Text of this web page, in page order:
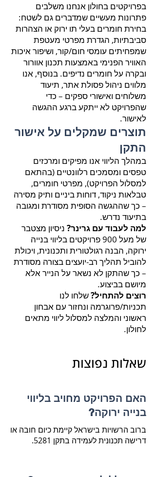
בפרויקטים בחולון אנחנו משלבים
פתרונות מעשיים שמדברים גם לשטח:
בחירת חומרים בעלי תו ירוק או הצהרות
סביבתיות, הגדרת מפרטי מעטפת
שמפחיתים עומסי חום/קור, ושיפור איכות
האוויר הפנימי באמצעות תכנון אוורור
ובקרה על חומרים נדיפים. בנוסף, אנו
מלווים ניהול פסולת אתר, תיעוד
משלוחים ואישורי ספקים – כדי
שהפרויקט לא ייתקע ברגע ההגשה
לאישור.
תוצרים שמקלים על אישור
התקן
במהלך הליווי אנו מפיקים ומרכזים
טפסים ומסמכים רלוונטיים (בהתאם
למסלול הפרויקט), מפרטי חומרים,
טבלאות ניקוד, דוחות ביניים ותיק מסירה
– כך שההגשה הסופית מסודרת ומגובה
בתיעוד נדרש.
למה לעבוד עם גרינר? ניסיון מצטבר
של מעל 900 פרויקטים בליווי בנייה
ירוקה, הבנה רגולטורית ותכנונית, ויכולת
להוביל תהליך רב-יועצים בצורה מסודרת
– כך שהתקן לא נשאר על הנייר אלא
מיושם בביצוע.
רוצים להתחיל?שלחו לנו
תכניות/פרוגרמה ונחזור עם אבחון
ראשוני והמלצה למסלול ליווי מתאים
לחולון.
שאלות נפוצות
האם הפרויקט מחויב בליווי
בנייה ירוקה?
ברוב הרשויות בישראל קיימת כיום חובה או
דרישה תכנונית לעמידה בתקן 5281.